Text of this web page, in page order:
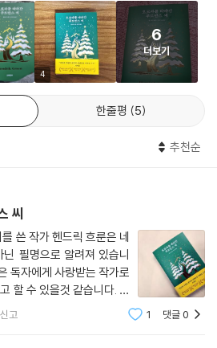
파고를 마주하게 만든다.
푸트만스’가 있다”
이들에게 보내는 메시지
스’라는 한 남자의 특별한 여행기가 아니
툰 발걸음을 통해 우리 모두의 내면에 숨겨
러 가지 이유로 자신만의 성벽 뒤로 숨어버
두 자신만의 요새를 치고 살아가는 ‘각자
빛을 잃고 암흑 속에 던져졌을 때 느꼈던
터널을 지나는 이들의 절망과 닮아 있다. 하
을 때야말로, 비로소 눈부신 오로라를 발견
억지스러운 긍정이나 희망을 말하지 않는
떻게 할 것인지에 대해 질문한다. 12일간의
4
6
더보기
한줄평 5
추천순
씨
쓴 작가 헨드릭 흐룬은 네
필명으로 알려져 있습니
독자에게 사랑받는 작가로
할 수 있을것 같습니다. 이
보통과 조금 다른 사람인듯
신고 1 댓글0